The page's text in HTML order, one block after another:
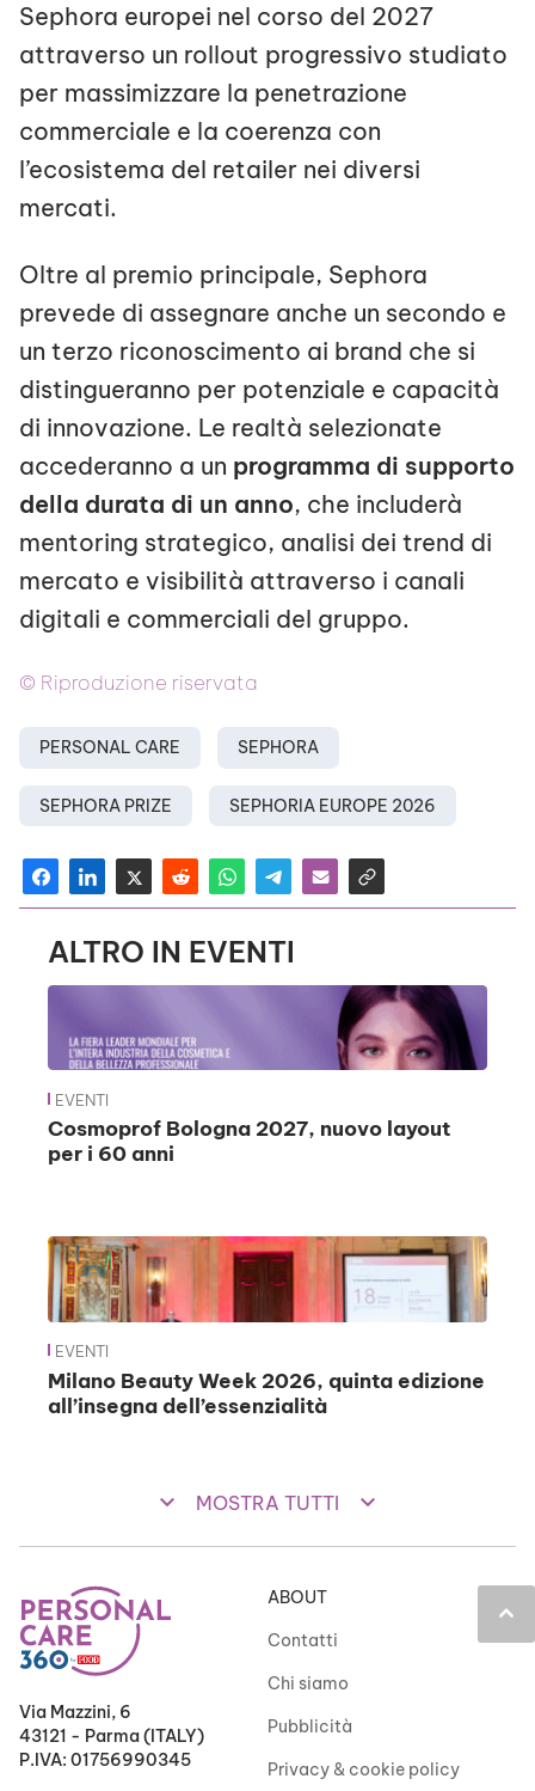
Sephora europei nel corso del 2027
attraverso un rollout progressivo studiato
per massimizzare la penetrazione
commerciale e la coerenza con
l’ecosistema del retailer nei diversi
mercati.
Oltre al premio principale, Sephora
prevede di assegnare anche un secondo e
un terzo riconoscimento ai brand che si
distingueranno per potenziale e capacità
di innovazione. Le realtà selezionate
accederanno a un programma di supporto
della durata di un anno, che includerà
mentoring strategico, analisi dei trend di
mercato e visibilità attraverso i canali
digitali e commerciali del gruppo.
© Riproduzione riservata
PERSONAL CARE SEPHORA
SEPHORA PRIZE SEPHORIA EUROPE 2026
ALTRO IN EVENTI
EVENTI
Cosmoprof Bologna 2027, nuovo layout
per i 60 anni
EVENTI
Milano Beauty Week 2026, quinta edizione
all’insegna dell’essenzialità
keyboard_arrow_down MOSTRA TUTTI keyboard_arrow_down
keyboard_arrow_up
Via Mazzini, 6
43121 - Parma (ITALY)
P.IVA: 01756990345
ABOUT
Contatti
Chi siamo
Pubblicità
Privacy & cookie policy